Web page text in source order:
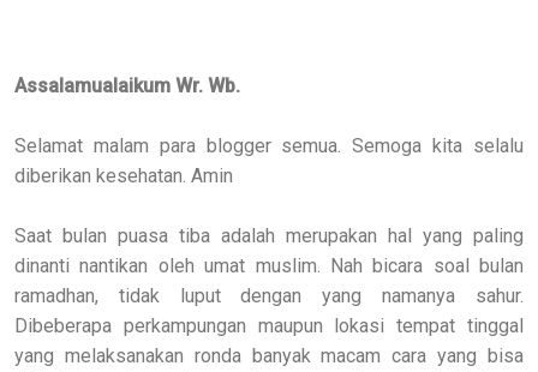
Assalamualaikum Wr. Wb.
Selamat malam para blogger semua. Semoga kita selalu
diberikan kesehatan. Amin
Saat bulan puasa tiba adalah merupakan hal yang paling
dinanti nantikan oleh umat muslim. Nah bicara soal bulan
ramadhan, tidak luput dengan yang namanya sahur.
Dibeberapa perkampungan maupun lokasi tempat tinggal
yang melaksanakan ronda banyak macam cara yang bisa